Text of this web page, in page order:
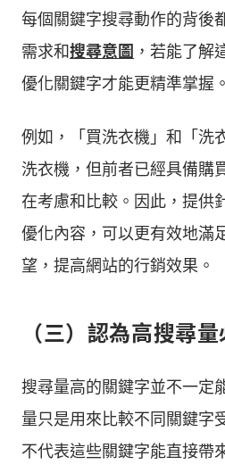
每個關鍵字搜尋動作的背後
需求和搜尋意圖 ，若能了解
優化關鍵字才能更精準掌握。
例如，「買洗衣機」和「洗
洗衣機，但前者已經具備購
在考慮和比較。因此，提供
優化內容，可以更有效地滿
望，提高網站的行銷效果。
（三）認為高搜尋
搜尋量高的關鍵字並不一定
量只是用來比較不同關鍵字
不代表這些關鍵字能直接帶